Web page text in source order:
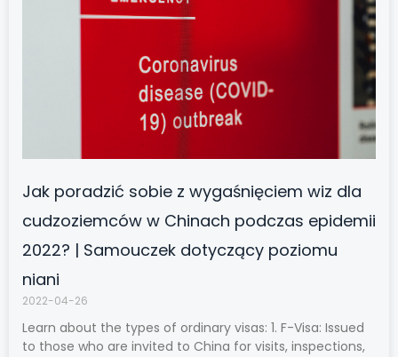
Jak poradzić sobie z wygaśnięciem wiz dla
cudzoziemców w Chinach podczas epidemii
2022? | Samouczek dotyczący poziomu
niani
2022-04-26
Learn about the types of ordinary visas: 1. F-Visa: Issued
to those who are invited to China for visits, inspections,